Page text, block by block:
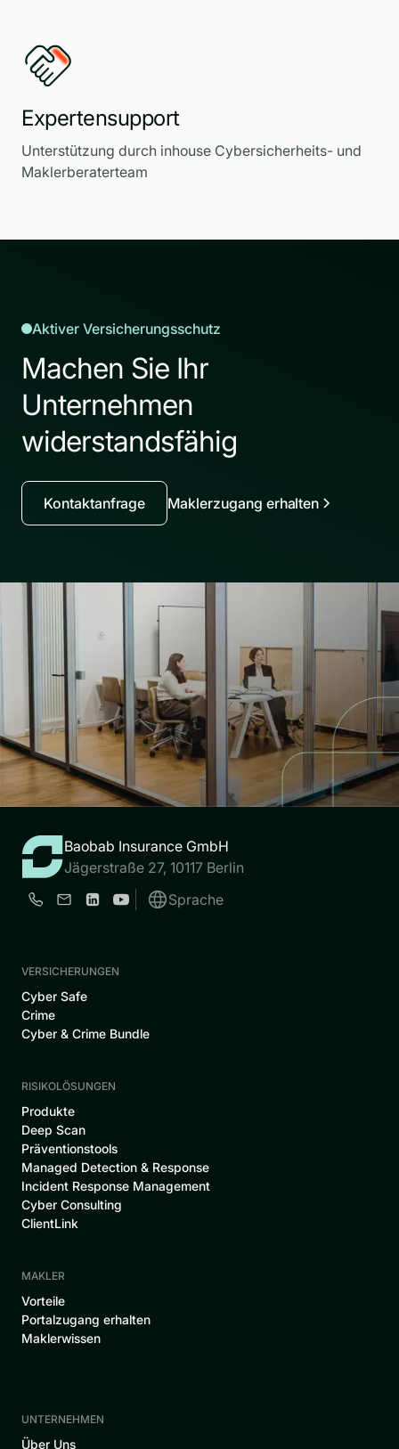
Expertensupport
Unterstützung durch inhouse Cybersicherheits- und
Maklerberaterteam
Aktiver Versicherungsschutz
Machen Sie Ihr
Unternehmen
widerstandsfähig
Kontaktanfrage Maklerzugang erhalten
Baobab Insurance GmbH
Jägerstraße 27, 10117 Berlin
Sprache
VERSICHERUNGEN
Cyber Safe
Crime
Cyber & Crime Bundle
RISIKOLÖSUNGEN
Produkte
Deep Scan
Präventionstools
Managed Detection & Response
Incident Response Management
Cyber Consulting
ClientLink
MAKLER
Vorteile
Portalzugang erhalten
Maklerwissen
UNTERNEHMEN
‍Über Uns